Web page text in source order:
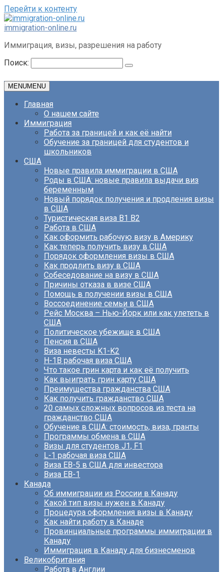
Перейти к контенту
immigration-online.ru
Иммиграция, визы, разрешения на работу
Поиск:
MENUMENU
Главная
О нашем сайте
Иммиграция
Работа за границей и как её найти
Обучение за границей для студентов и
школьников
США
Новые правила иммиграции в США
Роды в США: новые правила выдачи виз
беременным
Новый порядок получения и продления визы
в США
Туристическая виза B1 B2
Работа в США
Как оформить рабочую визу в Америку
Как теперь получить визу в США
Порядок оформления визы в США
Как продлить визу в США
Собеседование на визу в США
Причины отказа в визе США
Помощь в получении визы в США
Воссоединение семьи в США
Рейс Москва – Нью-Йорк или как улететь в
США
Политическое убежище в США
Пенсия в США
Виза невесты K1-K2
H-1B рабочая виза США
Что такое грин карта и как её получить
Как выиграть грин карту США
Преимущества гражданства США
Как получить гражданство США
20 самых сложных вопросов из теста на
гражданство США
Обучение в США: стоимость, виза, гранты
Программы обмена в США
Визы для студентов J1, F1
L-1 рабочая виза США
Виза EB-5 в США для инвестора
Виза ЕВ-1
Канада
Об иммиграции из России в Канаду
Какой тип визы нужен в Канаду
Процедура оформления визы в Канаду
Как найти работу в Канаде
Провинциальные программы иммиграции в
Канаду
Иммиграция в Канаду для бизнесменов
Великобритания
Работа в Англии